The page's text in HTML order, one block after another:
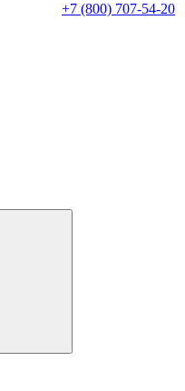
+7 (800) 707-54-20